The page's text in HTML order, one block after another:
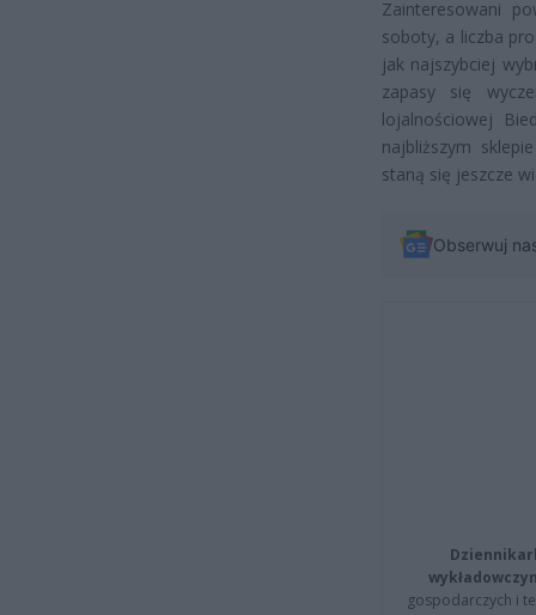
Zainteresowani
soboty, a liczba
jak najszybciej
zapasy się
lojalnościowej
najbliższym
staną się jeszcze
Obserwuj
gospodarczych i